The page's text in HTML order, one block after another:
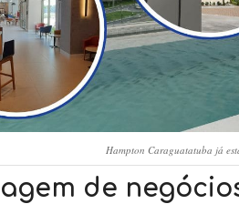
Hampton Caraguatatuba já
de